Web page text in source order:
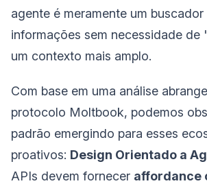
agente é meramente um
informações sem necessidade de
um contexto mais amplo.
Com base em uma análise
protocolo Moltbook, podemos
padrão emergindo para esses
proativos: Design Orientado a
APIs devem fornecer affordance